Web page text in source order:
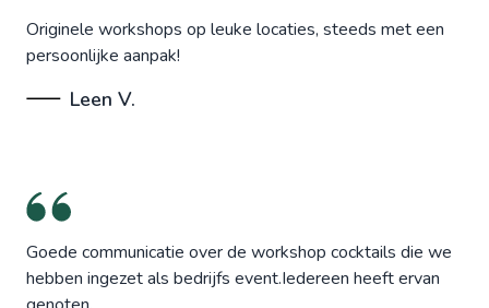
Originele workshops op leuke locaties, steeds met een
persoonlijke aanpak!
Leen V.
Goede communicatie over de workshop cocktails die we
hebben ingezet als bedrijfs event.Iedereen heeft ervan